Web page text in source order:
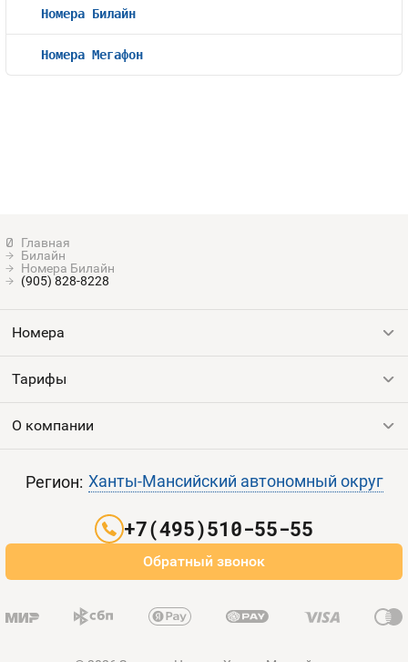
Билайн
Номера Билайн
(905) 828-8228
Номера Билайн
Номера Мегафон
Номера
Все номера
Тарифы
Выгодные тарифы
О компании
Контакты
Оплата и доставка
Регион: Ханты-Мансийский автономный округ
+7(495)510-55-55
Обратный звонок